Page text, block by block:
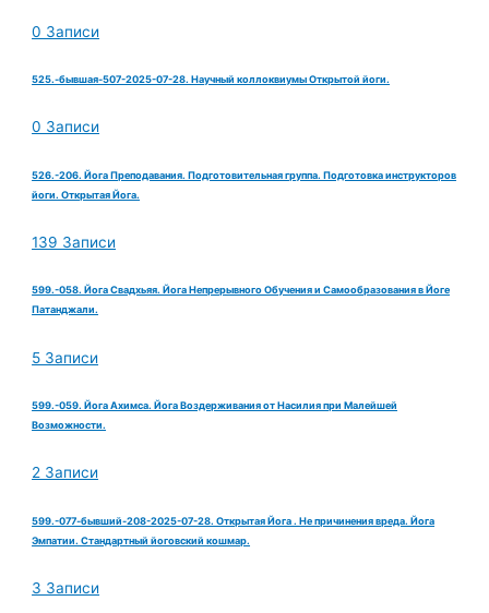
0 Записи
525.-бывшая-507-2025-07-28. Научный коллоквиумы Открытой йоги.
0 Записи
526.-206. Йога Преподавания. Подготовительная группа. Подготовка инструкторов
йоги. Открытая Йога.
139 Записи
599.-058. Йога Свадхьяя. Йога Непрерывного Обучения и Самообразования в Йоге
Патанджали.
5 Записи
599.-059. Йога Ахимса. Йога Воздерживания от Насилия при Малейшей
Возможности.
2 Записи
599.-077-бывший-208-2025-07-28. Открытая Йога . Не причинения вреда. Йога
Эмпатии. Стандартный йоговский кошмар.
3 Записи